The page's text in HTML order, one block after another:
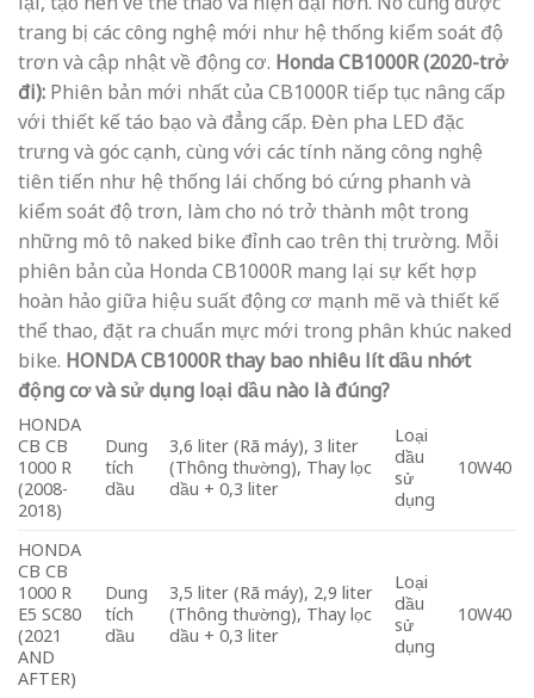
trang bị các công nghệ mới như hệ thống kiểm soát độ
trơn và cập nhật về động cơ. Honda CB1000R (2020-trở
đi): Phiên bản mới nhất của CB1000R tiếp tục nâng cấp
với thiết kế táo bạo và đẳng cấp. Đèn pha LED đặc
trưng và góc cạnh, cùng với các tính năng công nghệ
tiên tiến như hệ thống lái chống bó cứng phanh và
kiểm soát độ trơn, làm cho nó trở thành một trong
những mô tô naked bike đỉnh cao trên thị trường. Mỗi
phiên bản của Honda CB1000R mang lại sự kết hợp
hoàn hảo giữa hiệu suất động cơ mạnh mẽ và thiết kế
thể thao, đặt ra chuẩn mực mới trong phân khúc naked
bike. HONDA CB1000R thay bao nhiêu lít dầu nhớt
động cơ và sử dụng loại dầu nào là đúng?
HONDA
CB CB
1000 R
(2008-
2018)
Dung
tích
dầu
3,6 liter (Rã máy), 3 liter
(Thông thường), Thay lọc
dầu + 0,3 liter
Loại
dầu
sử
dụng
10W40
HONDA
CB CB
1000 R
E5 SC80
(2021
AND
AFTER)
Dung
tích
dầu
3,5 liter (Rã máy), 2,9 liter
(Thông thường), Thay lọc
dầu + 0,3 liter
Loại
dầu
sử
dụng
10W40